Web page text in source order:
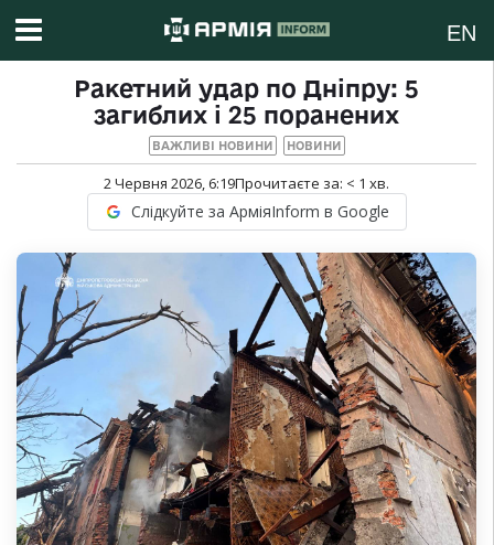
EN
Ракетний удар по Дніпру: 5
загиблих і 25 поранених
ВАЖЛИВІ НОВИНИ НОВИНИ
2 Червня 2026, 6:19Прочитаєте за: < 1 хв.
Слідкуйте за АрміяInform в Google